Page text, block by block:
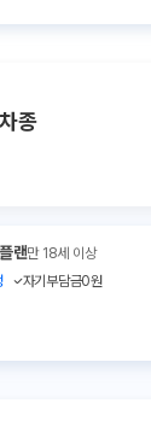
종
랜만 18세 이상
자기부담금0원